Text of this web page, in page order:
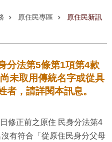
原住民專區 原住民新訊
分法第5條第1項第4款
未取用傳統名字或從具
者，請詳閱本訊息。
修正前之原住 民身分法第4
有符合「從原住民身分父母